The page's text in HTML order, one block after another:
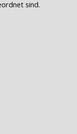
sind.